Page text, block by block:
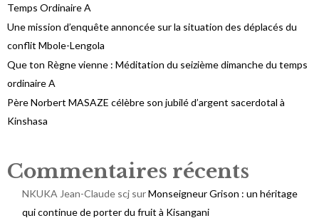
Temps Ordinaire A
Une mission d’enquête annoncée sur la situation des déplacés du
conflit Mbole-Lengola
Que ton Règne vienne : Méditation du seizième dimanche du temps
ordinaire A
Père Norbert MASAZE célèbre son jubilé d’argent sacerdotal à
Kinshasa
Commentaires récents
NKUKA Jean-Claude scj surMonseigneur Grison : un héritage
qui continue de porter du fruit à Kisangani